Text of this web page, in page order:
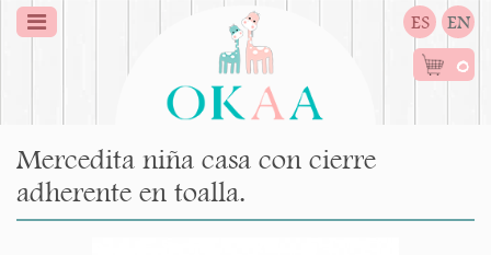
ES EN
0
Mercedita niña casa con cierre
adherente en toalla.